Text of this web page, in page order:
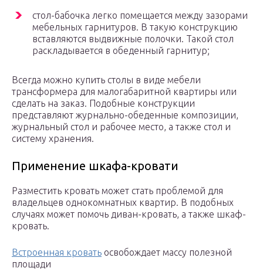
стол-бабочка легко помещается между зазорами
мебельных гарнитуров. В такую конструкцию
вставляются выдвижные полочки. Такой стол
раскладывается в обеденный гарнитур;
Всегда можно купить столы в виде мебели
трансформера для малогабаритной квартиры или
сделать на заказ. Подобные конструкции
представляют журнально-обеденные композиции,
журнальный стол и рабочее место, а также стол и
систему хранения.
Применение шкафа-кровати
Разместить кровать может стать проблемой для
владельцев однокомнатных квартир. В подобных
случаях может помочь диван-кровать, а также шкаф-
кровать.
Встроенная кровать освобождает массу полезной
площади